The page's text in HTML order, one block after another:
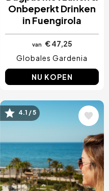
Onbeperkt Drinken
in Fuengirola
van € 47,25
Globales Gardenia
NU KOPEN
Afbeelding
4.1 / 5